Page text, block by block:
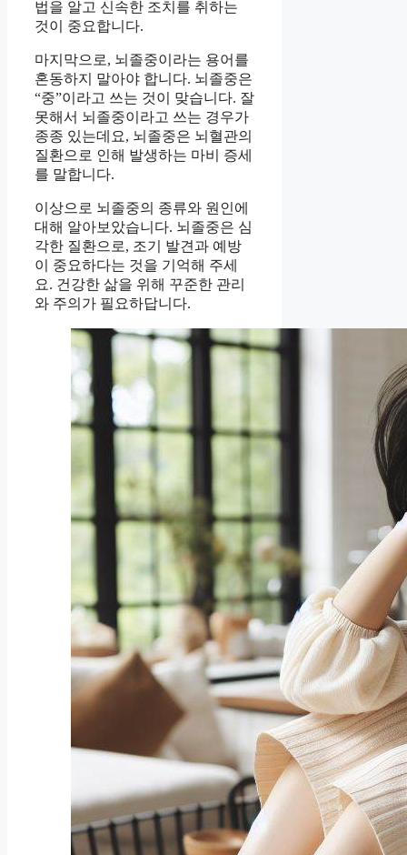
법을 알고 신속한 조치를 취하는
것이 중요합니다.
마지막으로, 뇌졸중이라는 용어를
혼동하지 말아야 합니다. 뇌졸중은
“중”이라고 쓰는 것이 맞습니다. 잘
못해서 뇌졸중이라고 쓰는 경우가
종종 있는데요, 뇌졸중은 뇌혈관의
질환으로 인해 발생하는 마비 증세
를 말합니다.
이상으로 뇌졸중의 종류와 원인에
대해 알아보았습니다. 뇌졸중은 심
각한 질환으로, 조기 발견과 예방
이 중요하다는 것을 기억해 주세
요. 건강한 삶을 위해 꾸준한 관리
와 주의가 필요하답니다.